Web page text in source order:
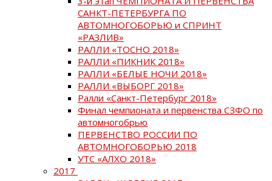
САНКТ-ПЕТЕРБУРГА ПО
АВТОМНОГОБОРЬЮ и СПРИНТ
«РАЗЛИВ»
РАЛЛИ «ТОСНО 2018»
РАЛЛИ «ПИКНИК 2018»
РАЛЛИ «БЕЛЫЕ НОЧИ 2018»
РАЛЛИ «ВЫБОРГ 2018»
Ралли «Санкт-Петербург 2018»
Финал чемпионата и первенства СЗФО по
автомногобрью
ПЕРВЕНСТВО РОССИИ ПО
АВТОМНОГОБОРЬЮ 2018
УТС «АЛХО 2018»
2017